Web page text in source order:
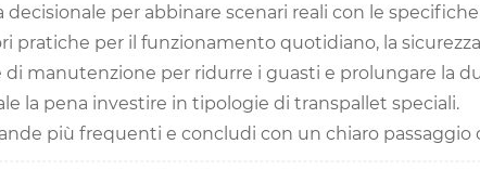
decisionale per abbinare scenari reali con le
pratiche per il funzionamento quotidiano, la
manutenzione per ridurre i guasti e prolungare la
la pena investire in tipologie di transpallet speciali.
più frequenti e concludi con un chiaro passaggio